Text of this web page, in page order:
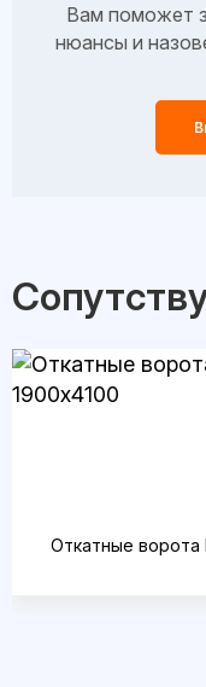
Вам поможет
нюансы и
Откатные ворота